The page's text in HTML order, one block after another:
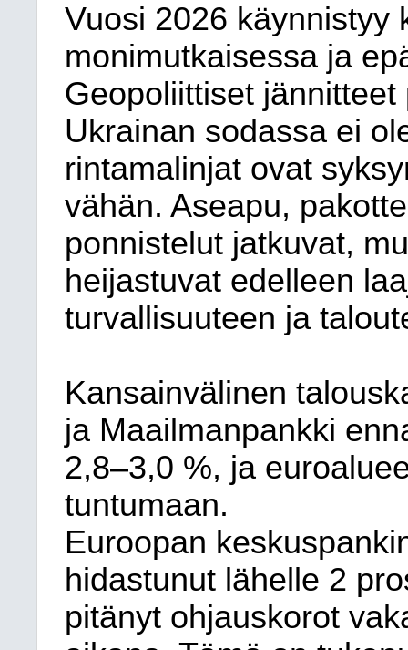
Vuosi 2026 käynnistyy
monimutkaisessa ja
Geopoliittiset
Ukrainan sodassa ei
rintamalinjat ovat
vähän. Aseapu,
ponnistelut jatkuvat,
heijastuvat edelleen
turvallisuuteen ja
Kansainvälinen
ja Maailmanpankki
2,8–3,0 %, ja
tuntumaan.
Euroopan
hidastunut lähelle 2
pitänyt ohjauskorot